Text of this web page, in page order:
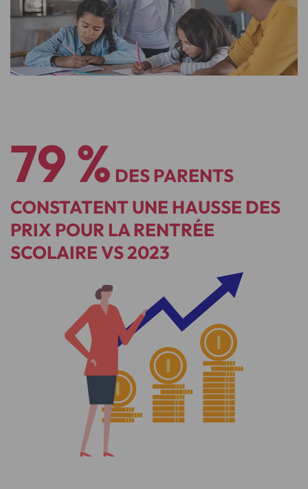
79 % DES PARENTS
CONSTATENT UNE HAUSSE DES
PRIX POUR LA RENTRÉE
SCOLAIRE VS 2023